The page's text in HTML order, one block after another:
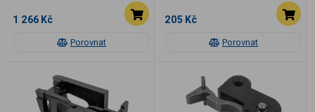
Porovnat
1 266 Kč
Porovnat
205 Kč